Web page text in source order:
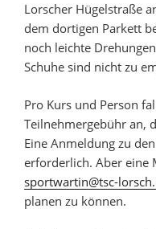
Lorscher Hügelstraße
dem dortigen Parkett
noch leichte
Schuhe sind nicht zu
Pro Kurs und Person
Teilnehmergebühr an,
Eine Anmeldung zu
erforderlich. Aber eine
sportwartin@tsc-
planen zu können.